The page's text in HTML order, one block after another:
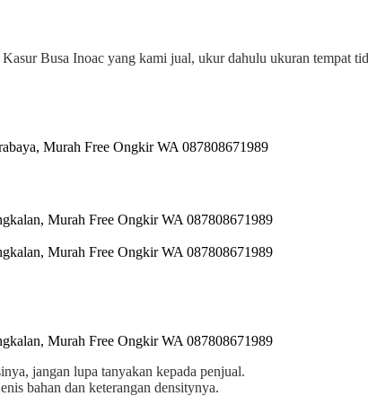
Busa Inoac yang kami jual, ukur dahulu ukuran tempat
jangan lupa tanyakan kepada penjual.
bahan dan keterangan densitynya.